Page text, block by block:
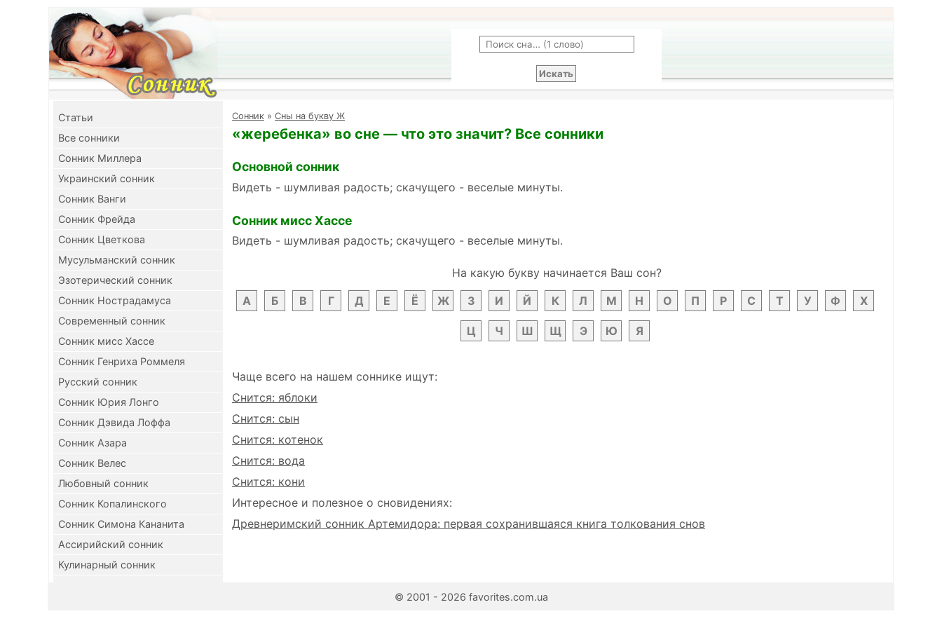
Cтатьи
Все сонники
Сонник Миллера
Украинский сонник
Сонник Ванги
Сонник Фрейда
Сонник Цветкова
Мусульманский сонник
Эзотерический сонник
Сонник Нострадамуса
Современный сонник
Сонник мисс Хассе
Сонник Генриха Роммеля
Русский сонник
Сонник Юрия Лонго
Сонник Дэвида Лоффа
Сонник Азара
Сонник Велес
Любовный сонник
Сонник Копалинского
Сонник Симона Кананита
Ассирийский сонник
Кулинарный сонник
Cонник » Сны на букву Ж
«жеребенка» во сне — что это значит? Все сонники
Основной сонник
Видеть - шумливая радость; скачущего - веселые минуты.
Сонник мисс Хассе
Видеть - шумливая радость; скачущего - веселые минуты.
На какую букву начинается Ваш сон?
А
Б В Г Д Е Ё Ж З И Й К Л М Н О П Р С Т У Ф Х
Ц Ч Ш Щ Э Ю Я
Чаще всего на нашем соннике ищут:
Снится: яблоки
Снится: сын
Снится: котенок
Снится: вода
Снится: кони
Интересное и полезное о сновидениях:
Древнеримский сонник Артемидора: первая сохранившаяся книга толкования снов
© 2001 - 2026 favorites.com.ua